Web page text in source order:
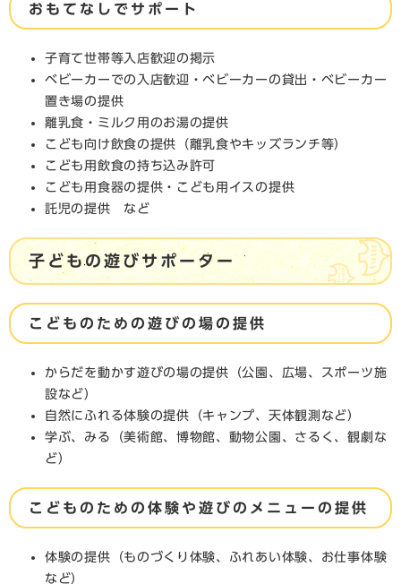
おもてなしでサポート
子育て世帯等入店歓迎の掲示
ベビーカーでの入店歓迎・ベビーカーの貸出・ベビーカー
置き場の提供
離乳食・ミルク用のお湯の提供
こども向け飲食の提供（離乳食やキッズランチ等）
こども用飲食の持ち込み許可
こども用食器の提供・こども用イスの提供
託児の提供 など
子どもの遊びサポーター
こどものための遊びの場の提供
からだを動かす遊びの場の提供（公園、広場、スポーツ施
設など）
自然にふれる体験の提供（キャンプ、天体観測など）
学ぶ、みる（美術館、博物館、動物公園、さるく、観劇な
ど）
こどものための体験や遊びのメニューの提供
体験の提供（ものづくり体験、ふれあい体験、お仕事体験
など）